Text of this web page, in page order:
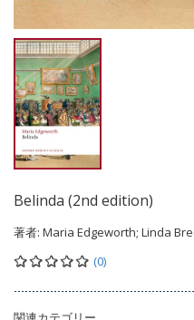
Belinda (2nd edition)
著者: Maria Edgeworth; Linda
(0)